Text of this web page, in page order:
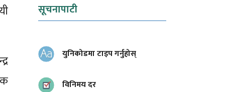
सूचनापाटी
युनिकोडमा टाइप गर्नुहोस्
विनिमय दर